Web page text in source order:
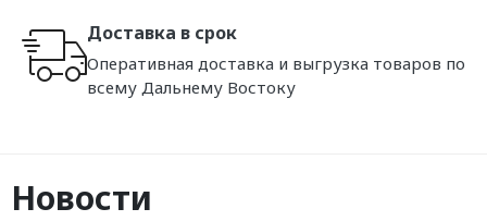
Доставка в срок
Оперативная доставка и выгрузка товаров по
всему Дальнему Востоку
Новости